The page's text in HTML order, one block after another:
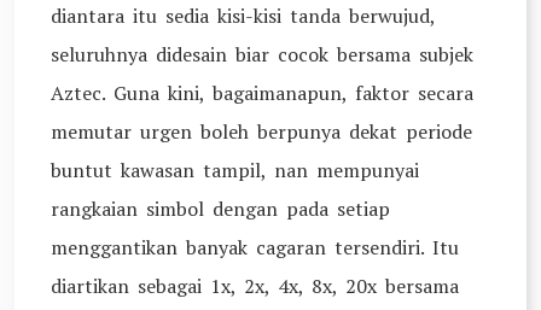
diantara itu sedia kisi-kisi tanda berwujud,
seluruhnya didesain biar cocok bersama subjek
Aztec. Guna kini, bagaimanapun, faktor secara
memutar urgen boleh berpunya dekat periode
buntut kawasan tampil, nan mempunyai
rangkaian simbol dengan pada setiap
menggantikan banyak cagaran tersendiri. Itu
diartikan sebagai 1x, 2x, 4x, 8x, 20x bersama